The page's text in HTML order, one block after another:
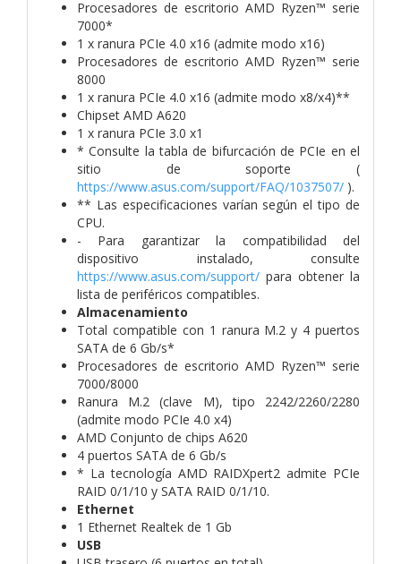
Procesadores de escritorio AMD Ryzen™ serie
7000*
1 x ranura PCIe 4.0 x16 (admite modo x16)
Procesadores de escritorio AMD Ryzen™ serie
8000
1 x ranura PCIe 4.0 x16 (admite modo x8/x4)**
Chipset AMD A620
1 x ranura PCIe 3.0 x1
* Consulte la tabla de bifurcación de PCIe en el
sitio de soporte (
https://www.asus.com/support/FAQ/1037507/ ).
** Las especificaciones varían según el tipo de
CPU.
- Para garantizar la compatibilidad del
dispositivo instalado, consulte
https://www.asus.com/support/ para obtener la
lista de periféricos compatibles.
Almacenamiento
Total compatible con 1 ranura M.2 y 4 puertos
SATA de 6 Gb/s*
Procesadores de escritorio AMD Ryzen™ serie
7000/8000
Ranura M.2 (clave M), tipo 2242/2260/2280
(admite modo PCIe 4.0 x4)
AMD Conjunto de chips A620
4 puertos SATA de 6 Gb/s
* La tecnología AMD RAIDXpert2 admite PCIe
RAID 0/1/10 y SATA RAID 0/1/10.
Ethernet
1 Ethernet Realtek de 1 Gb
USB